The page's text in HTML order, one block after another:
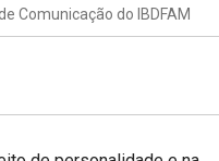
Comunicação do IBDFAM